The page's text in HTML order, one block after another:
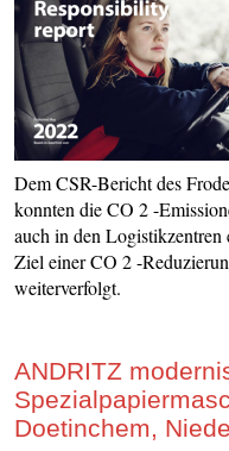
Dem CSR-Bericht des
konnten die CO 2 -
auch in den Logistikzentren
Ziel einer CO 2 -
weiterverfolgt.
ANDRITZ
Doetinchem,